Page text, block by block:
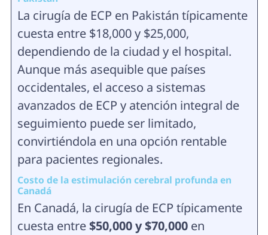
La cirugía de ECP en Pakistán típicamente
cuesta entre $18,000 y $25,000,
dependiendo de la ciudad y el hospital.
Aunque más asequible que países
occidentales, el acceso a sistemas
avanzados de ECP y atención integral de
seguimiento puede ser limitado,
convirtiéndola en una opción rentable
para pacientes regionales.
Costo de la estimulación cerebral profunda en
Canadá
En Canadá, la cirugía de ECP típicamente
cuesta entre $50,000 y $70,000en